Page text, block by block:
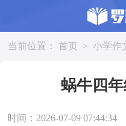
当前位置： 首页 > 小学作
蜗牛四
时间：2026-07-09 07:44:34